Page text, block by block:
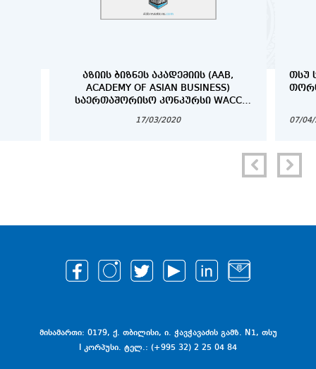
ᲐᲖᲘᲘᲡ ᲑᲘᲖᲜᲔᲡ ᲐᲙᲐᲓᲔᲛᲘᲘᲡ (AAB,
ACADEMY OF ASIAN BUSINESS)
ᲡᲐᲔᲠᲗᲐᲨᲝᲠᲘᲡᲝ ᲙᲝᲜᲙᲣᲠᲡᲘ WACC
COMPETITION)
17/03/2020
ᲗᲡᲣ
07/
მისამართი: 0179, ქ. თბილისი, ი. ჭავჭავაძის გამზ. N1, თსუ
I კორპუსი. ტელ.: (+995 32) 2 25 04 84